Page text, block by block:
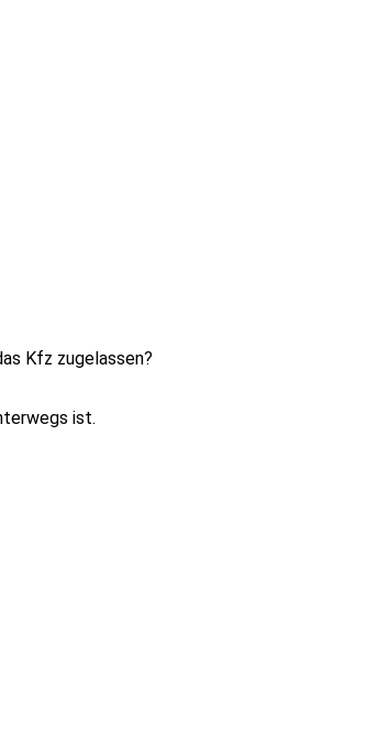
Kfz zugelassen?
ist.